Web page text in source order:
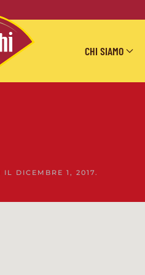
CHI SIAMO
IL DICEMBRE 1, 2017.